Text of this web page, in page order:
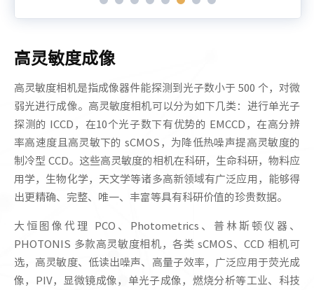
高灵敏度成像
高灵敏度相机是指成像器件能探测到光子数小于 500 个，对微
弱光进行成像。高灵敏度相机可以分为如下几类：进行单光子
探测的 ICCD，在10个光子数下有优势的 EMCCD，在高分辨
率高速度且高灵敏下的 sCMOS，为降低热噪声提高灵敏度的
制冷型 CCD。这些高灵敏度的相机在科研，生命科研，物料应
用学，生物化学，天文学等诸多高新领域有广泛应用，能够得
出更精确、完整、唯一、丰富等具有科研价值的珍贵数据。
大恒图像代理 PCO、Photometrics、普林斯顿仪器、
PHOTONIS 多款高灵敏度相机，各类 sCMOS、CCD 相机可
选，高灵敏度、低读出噪声、高量子效率，广泛应用于荧光成
像，PIV，显微镜成像，单光子成像，燃烧分析等工业、科技